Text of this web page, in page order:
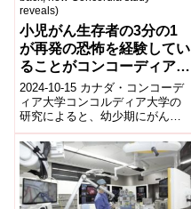
小児がん生存者の3分の1
が再発の恐怖を経験してい
ることがコンコーディアの
新しい研究で明らかになっ
た(One-third of childhood
cancer survivors
experience significant
fear that it could come
back, new Concordia
study reveals)
2024-10-15 カナダ・コンコーデ
ィア大学コンコルディア大学の
研究によると、幼少期にがんを
克服した成人の約3分の1が、が
んの再発に対する強い不安を感
じ、日...